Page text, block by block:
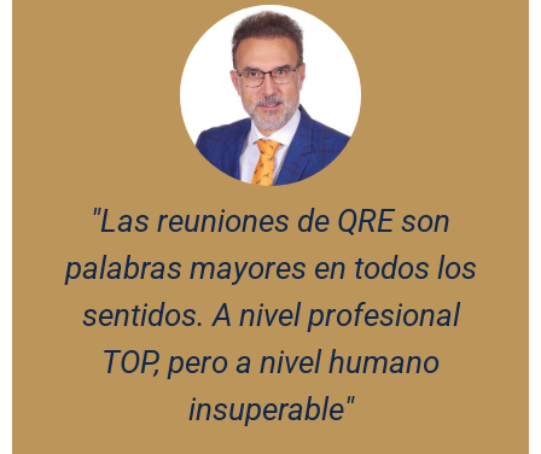
"Las reuniones de QRE son
palabras mayores en todos los
sentidos. A nivel profesional
TOP, pero a nivel humano
insuperable"